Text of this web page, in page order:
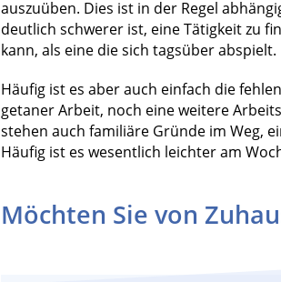
auszuüben. Dies ist in der Regel
deutlich schwerer ist, eine Tätigkeit zu
kann, als eine die sich tagsüber abspielt.
Häufig ist es aber auch einfach die
getaner Arbeit, noch eine weitere
stehen auch familiäre Gründe im Weg,
Häufig ist es wesentlich leichter am
Möchten Sie von